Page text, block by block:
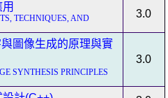
TECHNIQUES, AND
3.0
圖像生成的原理與實
SYNTHESIS PRINCIPLES
3.0